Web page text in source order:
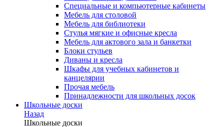
Специальные и компьютерные кабинеты
Мебель для столовой
Мебель для библиотеки
Стулья мягкие и офисные кресла
Мебель для актового зала и банкетки
Блоки стульев
Диваны и кресла
Шкафы для учебных кабинетов и
канцелярии
Прочая мебель
Принадлежности для школьных досок
Школьные доски
Назад
Школьные доски